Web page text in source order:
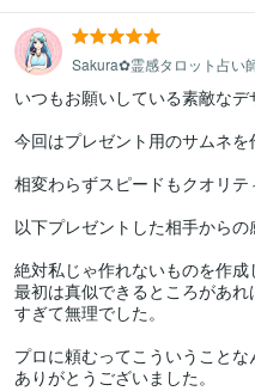
Sakura✿霊感タロット占い
いつもお願いしている素敵な
今回はプレゼント用のサムネを
相変わらずスピードもクオリ
以下プレゼントした相手からの
絶対私じゃ作れないものを作成
最初は真似できるところがあ
すぎて無理でした。
プロに頼むってこういうことな
ありがとうございました。